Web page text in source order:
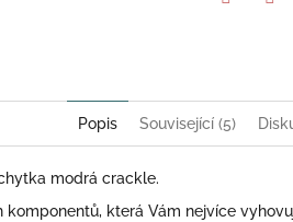
Popis Související (5)
modrá crackle.
která Vám nejvíce